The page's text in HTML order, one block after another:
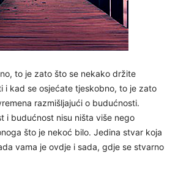
to je zato što se nekako držite
i kad se osjećate tjeskobno, to je zato
razmišljajući o budućnosti.
i budućnost nisu ništa više nego
što je nekoć bilo. Jedina stvar koja
vama je ovdje i sada, gdje se stvarno